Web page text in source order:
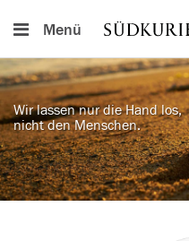
Menü
Wir lassen nur die Hand los,
nicht den Menschen.